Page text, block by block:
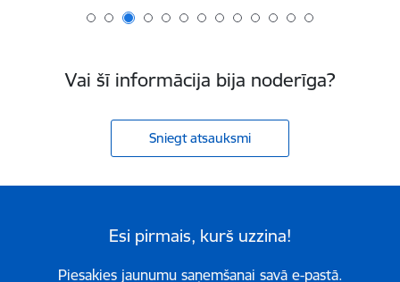
Vai šī informācija bija noderīga?
Sniegt atsauksmi
Esi pirmais, kurš uzzina!
Piesakies jaunumu saņemšanai savā e-pastā.